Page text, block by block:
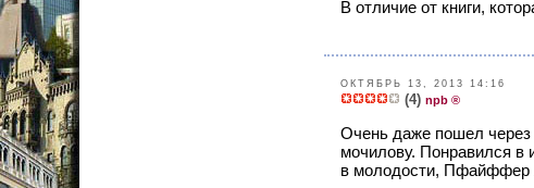
В отличие от книги,
ОКТЯБРЬ 13, 2013 14:16
(4) npb ®
Очень даже пошел через
мочилову. Понравился в
в молодости, Пфайффер